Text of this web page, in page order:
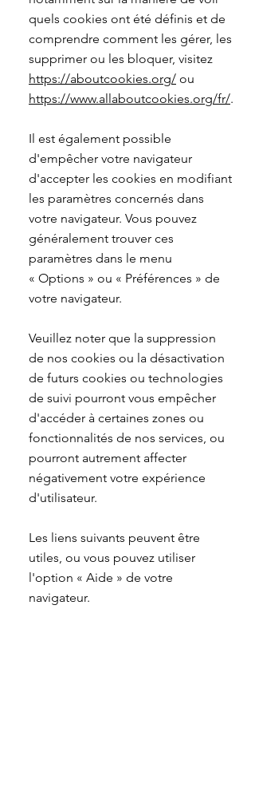
quels cookies ont été définis et de
comprendre comment les gérer, les
supprimer ou les bloquer, visitez
https://aboutcookies.org/ ou
https://www.allaboutcookies.org/fr/.
Il est également possible
d'empêcher votre navigateur
d'accepter les cookies en modifiant
les paramètres concernés dans
votre navigateur. Vous pouvez
généralement trouver ces
paramètres dans le menu
« Options » ou « Préférences » de
votre navigateur.
Veuillez noter que la suppression
de nos cookies ou la désactivation
de futurs cookies ou technologies
de suivi pourront vous empêcher
d'accéder à certaines zones ou
fonctionnalités de nos services, ou
pourront autrement affecter
négativement votre expérience
d'utilisateur.
Les liens suivants peuvent être
utiles, ou vous pouvez utiliser
l'option « Aide » de votre
navigateur.